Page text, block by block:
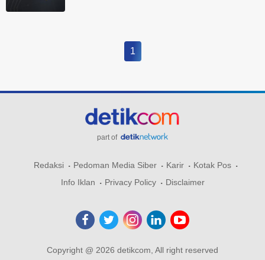
1
part of
Redaksi Pedoman Media Siber Karir
Kotak Pos
Info Iklan
Privacy Policy Disclaimer
Copyright @ 2026 detikcom, All right reserved